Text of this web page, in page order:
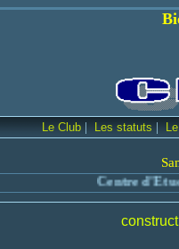
sur
Le Club | Les statuts |
d'Etude et de Protection